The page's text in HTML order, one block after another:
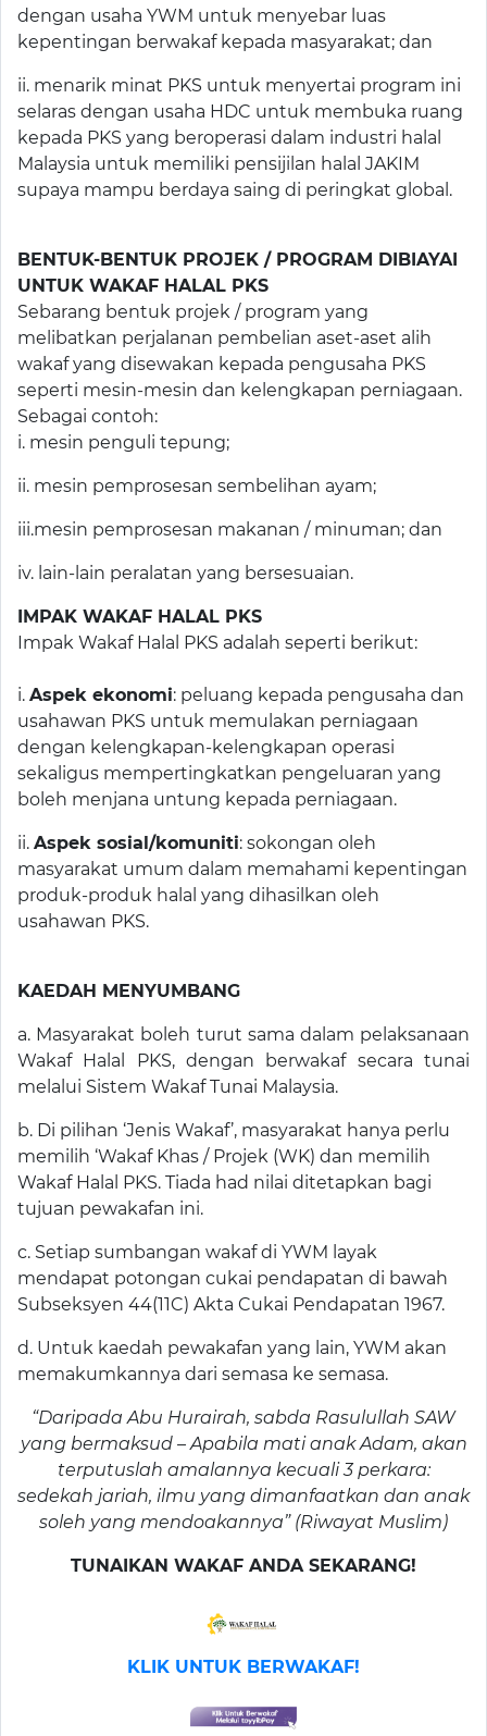
dengan usaha YWM untuk menyebar luas
kepentingan berwakaf kepada masyarakat; dan
ii. menarik minat PKS untuk menyertai program ini
selaras dengan usaha HDC untuk membuka ruang
kepada PKS yang beroperasi dalam industri halal
Malaysia untuk memiliki pensijilan halal JAKIM
supaya mampu berdaya saing di peringkat global.
BENTUK-BENTUK PROJEK / PROGRAM DIBIAYAI
UNTUK WAKAF HALAL PKS
Sebarang bentuk projek / program yang
melibatkan perjalanan pembelian aset-aset alih
wakaf yang disewakan kepada pengusaha PKS
seperti mesin-mesin dan kelengkapan perniagaan.
Sebagai contoh:
i. mesin penguli tepung;
ii. mesin pemprosesan sembelihan ayam;
iii.mesin pemprosesan makanan / minuman; dan
iv. lain-lain peralatan yang bersesuaian.
IMPAK WAKAF HALAL PKS
Impak Wakaf Halal PKS adalah seperti berikut:
i. Aspek ekonomi: peluang kepada pengusaha dan
usahawan PKS untuk memulakan perniagaan
dengan kelengkapan-kelengkapan operasi
sekaligus mempertingkatkan pengeluaran yang
boleh menjana untung kepada perniagaan.
ii. Aspek sosial/komuniti: sokongan oleh
masyarakat umum dalam memahami kepentingan
produk-produk halal yang dihasilkan oleh
usahawan PKS.
KAEDAH MENYUMBANG
a. Masyarakat boleh turut sama dalam pelaksanaan
Wakaf Halal PKS, dengan berwakaf secara tunai
melalui Sistem Wakaf Tunai Malaysia.
b. Di pilihan ‘Jenis Wakaf’, masyarakat hanya perlu
memilih ‘Wakaf Khas / Projek (WK) dan memilih
Wakaf Halal PKS. Tiada had nilai ditetapkan bagi
tujuan pewakafan ini.
c. Setiap sumbangan wakaf di YWM layak
mendapat potongan cukai pendapatan di bawah
Subseksyen 44(11C) Akta Cukai Pendapatan 1967.
d. Untuk kaedah pewakafan yang lain, YWM akan
memakumkannya dari semasa ke semasa.
“Daripada Abu Hurairah, sabda Rasulullah SAW
yang bermaksud – Apabila mati anak Adam, akan
terputuslah amalannya kecuali 3 perkara:
sedekah jariah, ilmu yang dimanfaatkan dan anak
soleh yang mendoakannya” (Riwayat Muslim)
TUNAIKAN WAKAF ANDA SEKARANG!
KLIK UNTUK BERWAKAF!